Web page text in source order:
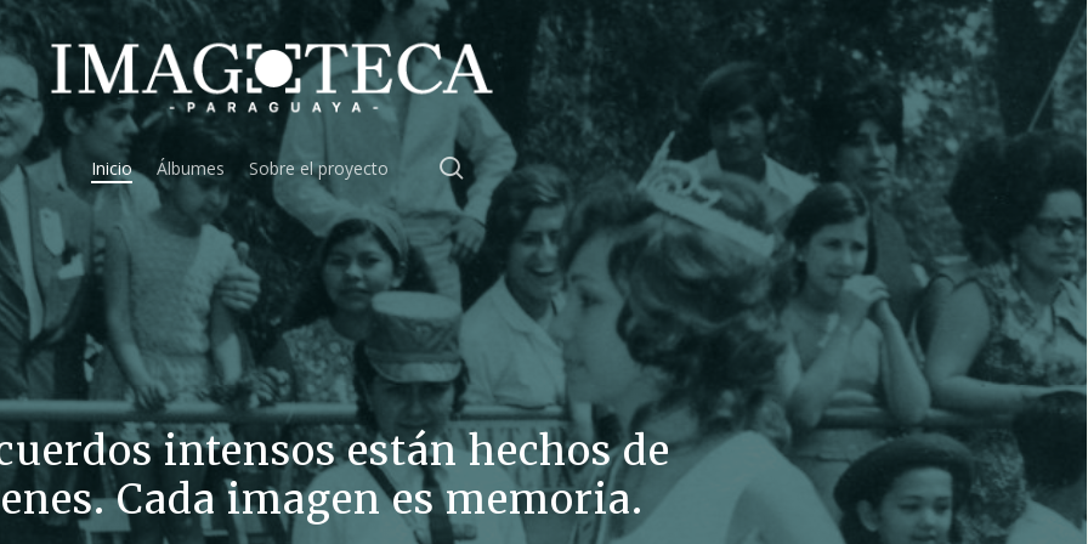
Inicio Álbumes Sobre el proyecto search
intensos están hechos de
Cada imagen es memoria.